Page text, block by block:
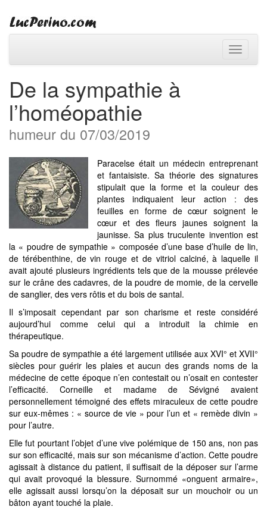
Toggle
De la sympathie à
l’homéopathie
humeur du 07/03/2019
Paracelse était un médecin entreprenant
et fantaisiste. Sa théorie des signatures
stipulait que la forme et la couleur des
plantes indiquaient leur action : des
feuilles en forme de cœur soignent le
cœur et des fleurs jaunes soignent la
jaunisse. Sa plus truculente invention est
la « poudre de sympathie » composée d’une base d’huile de lin,
de térébenthine, de vin rouge et de vitriol calciné, à laquelle il
avait ajouté plusieurs ingrédients tels que de la mousse prélevée
sur le crâne des cadavres, de la poudre de momie, de la cervelle
de sanglier, des vers rôtis et du bois de santal.
Il s’imposait cependant par son charisme et reste considéré
aujourd’hui comme celui qui a introduit la chimie en
thérapeutique.
Sa poudre de sympathie a été largement utilisée aux XVI° et XVII°
siècles pour guérir les plaies et aucun des grands noms de la
médecine de cette époque n’en contestait ou n’osait en contester
l’efficacité. Corneille et madame de Sévigné avaient
personnellement témoigné des effets miraculeux de cette poudre
sur eux-mêmes : « source de vie » pour l’un et « remède divin »
pour l’autre.
Elle fut pourtant l’objet d’une vive polémique de 150 ans, non pas
sur son efficacité, mais sur son mécanisme d’action. Cette poudre
agissait à distance du patient, il suffisait de la déposer sur l’arme
qui avait provoqué la blessure. Surnommé «onguent armaire»,
elle agissait aussi lorsqu’on la déposait sur un mouchoir ou un
bâton ayant touché la plaie.